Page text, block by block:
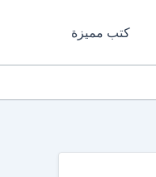
كتب مميزة